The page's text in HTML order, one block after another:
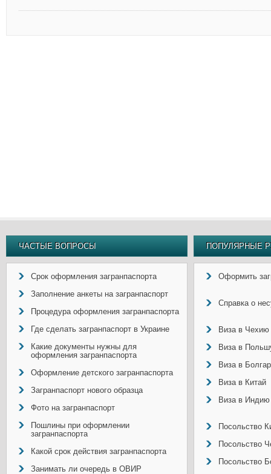
ЧАСТЫЕ ВОПРОСЫ
Срок оформления загранпаспорта
Заполнение анкеты на загранпаспорт
Процедура оформления загранпаспорта
Где сделать загранпаспорт в Украине
Какие документы нужны для
оформления загранпаспорта
Оформление детского загранпаспорта
Загранпаспорт нового образца
Фото на загранпаспорт
Пошлины при оформлении
загранпаспорта
Какой срок действия загранпаспорта
Занимать ли очередь в ОВИР
ПОПУЛЯРНЫЕ
Оформить
Справка о
Виза в Чехию
Виза в
Виза в
Виза в Китай
Виза в Индию
Посольство
Посольство
Посольство